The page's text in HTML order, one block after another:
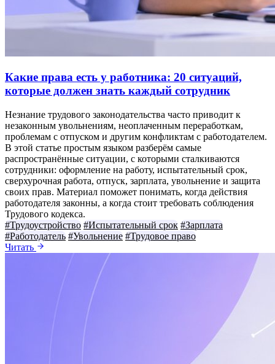
Какие права есть у работника: 20 ситуаций,
которые должен знать каждый сотрудник
Незнание трудового законодательства часто приводит к
незаконным увольнениям, неоплаченным переработкам,
проблемам с отпуском и другим конфликтам с работодателем.
В этой статье простым языком разберём самые
распространённые ситуации, с которыми сталкиваются
сотрудники: оформление на работу, испытательный срок,
сверхурочная работа, отпуск, зарплата, увольнение и защита
своих прав. Материал поможет понимать, когда действия
работодателя законны, а когда стоит требовать соблюдения
Трудового кодекса.
#Трудоустройство #Испытательный срок #Зарплата
#Работодатель #Увольнение #Трудовое право
Читать